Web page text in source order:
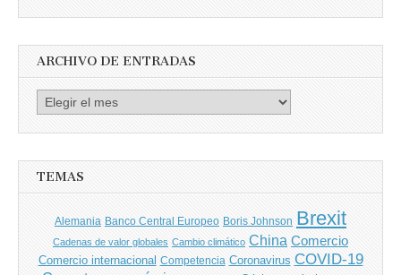
ARCHIVO DE ENTRADAS
Archivo
TEMAS
Alemania Banco Central Europeo Boris Johnson Brexit
Cadenas de valor globales Cambio climático China Comercio
Comercio internacional Competencia Coronavirus COVID-19